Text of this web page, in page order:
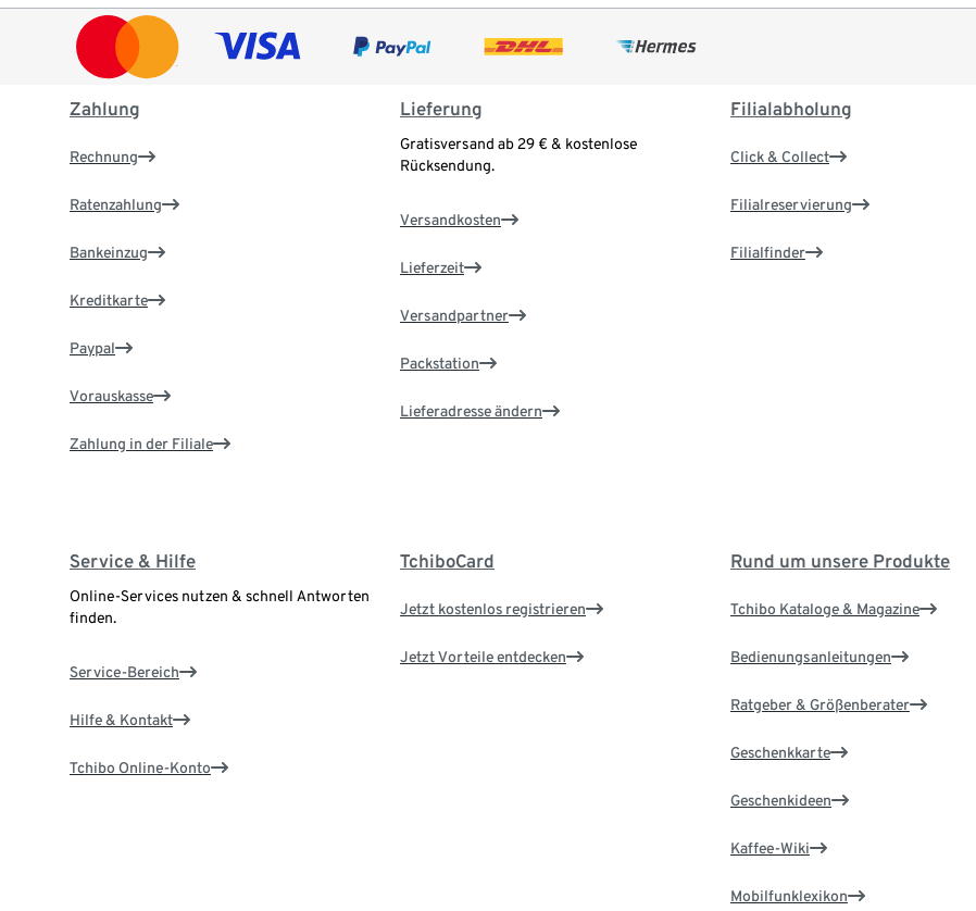
Zahlung
Rechnung
Ratenzahlung
Bankeinzug
Kreditkarte
Paypal
Vorauskasse
Zahlung in der Filiale
Lieferung
Gratisversand ab 29 € & kostenlose
Rücksendung.
Versandkosten
Lieferzeit
Versandpartner
Packstation
Lieferadresse ändern
Filialabholung
Click & Collect
Filialreservierung
Filialfinder
Service & Hilfe
Online-Services nutzen & schnell Antworten
finden.
Service-Bereich
Hilfe & Kontakt
Tchibo Online-Konto
TchiboCard
Jetzt kostenlos registrieren
Jetzt Vorteile entdecken
Rund um unsere Produkte
Tchibo Kataloge & Magazine
Bedienungsanleitungen
Ratgeber & Größenberater
Geschenkkarte
Geschenkideen
Kaffee-Wiki
Mobilfunklexikon